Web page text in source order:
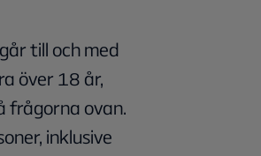
till och med
över 18 år,
frågorna ovan.
inklusive